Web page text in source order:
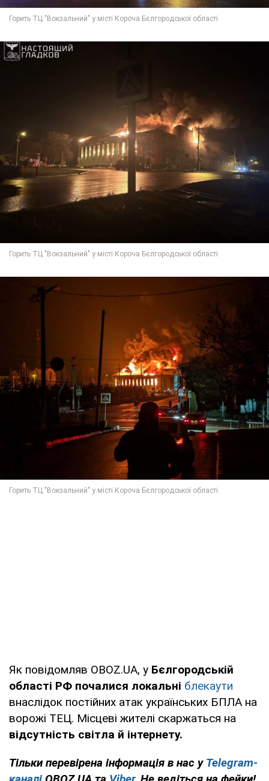
Як повідомляв OBOZ.UA, у Бєлгородській
області РФ почалися локальні блекаути
внаслідок постійних атак українських БПЛА на
ворожі ТЕЦ. Місцеві жителі скаржаться на
відсутність світла й інтернету.
Тільки перевірена інформація в нас у Telegram-